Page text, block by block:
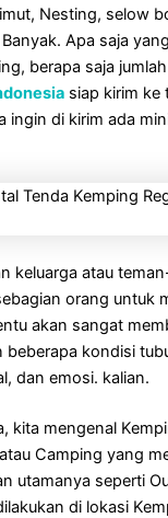
Nesting, selow
Apa saja
berapa saja
siap kirim ke
ingin di kirim ada
keluarga atau
orang untuk
akan sangat
beberapa kondisi
dan emosi. kalian.
kita mengenal
Camping yang
utamanya seperti
di lokasi